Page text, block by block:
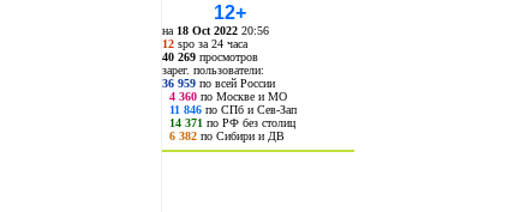
12+
на 18 Oct 2022 20:56
12 spo за 24 часа
40 269 просмотров
зарег. пользователи:
36 959 по всей России
4 360 по Москве и МО
11 846 по СПб и Сев-Зап
14 371 по РФ без столиц
6 382 по Сибири и ДВ